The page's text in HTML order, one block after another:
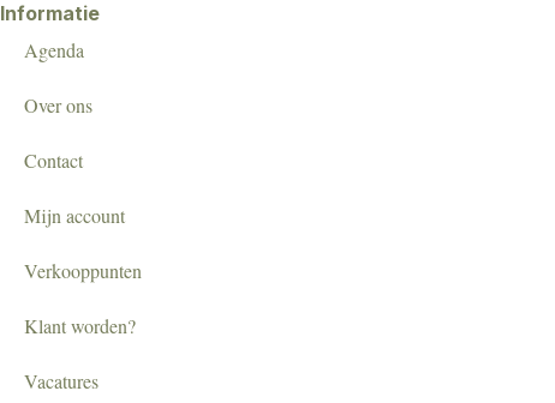
Informatie
Agenda
Over ons
Contact
Mijn account
Verkooppunten
Klant worden?
Vacatures